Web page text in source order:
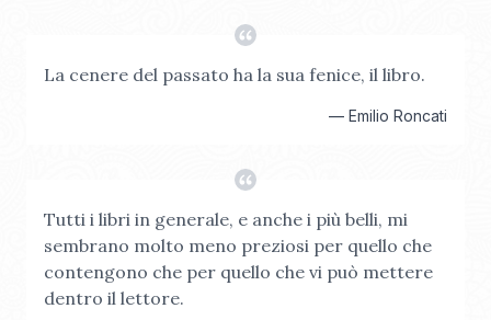
La cenere del passato ha la sua fenice, il libro.
— Emilio Roncati
Tutti i libri in generale, e anche i più belli, mi
sembrano molto meno preziosi per quello che
contengono che per quello che vi può mettere
dentro il lettore.